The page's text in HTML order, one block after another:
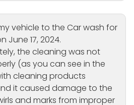
vehicle to the Car wash for
June 17, 2024.
the cleaning was not
(as you can see in the
cleaning products
it caused damage to the
and marks from improper